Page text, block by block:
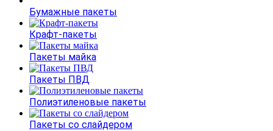
Бумажные пакеты
Крафт-пакеты
Пакеты майка
Пакеты ПВД
Полиэтиленовые пакеты
Пакеты со слайдером